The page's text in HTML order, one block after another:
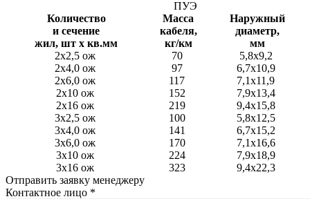
ПУЭ
Количество
и сечение
жил, шт х кв.мм
Масса
кабеля,
кг/км
Наружный
диаметр,
мм
2x2,5 ож
70
5,8x9,2
2x4,0 ож
97
6,7x10,9
2x6,0 ож
117
7,1x11,9
2x10 ож
152
7,9x13,4
2x16 ож
219
9,4x15,8
3x2,5 ож
100
5,8x12,5
3x4,0 ож
141
6,7x15,2
3x6,0 ож
170
7,1x16,6
3x10 ож
224
7,9x18,9
3x16 ож
323
9,4x22,3
Отправить заявку менеджеру
Контактное лицо *